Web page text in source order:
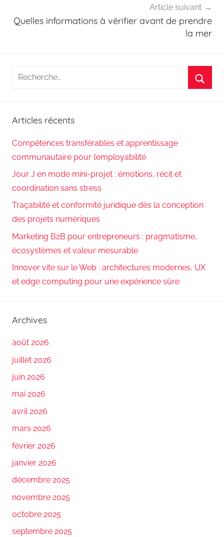
Article suivant
Quelles informations à vérifier avant de prendre
la mer
Recherche
Articles récents
Compétences transférables et apprentissage
communautaire pour l’employabilité
Jour J en mode mini-projet : émotions, récit et
coordination sans stress
Traçabilité et conformité juridique dès la conception
des projets numériques
Marketing B2B pour entrepreneurs : pragmatisme,
écosystèmes et valeur mesurable
Innover vite sur le Web : architectures modernes, UX
et edge computing pour une expérience sûre
Archives
août 2026
juillet 2026
juin 2026
mai 2026
avril 2026
mars 2026
février 2026
janvier 2026
décembre 2025
novembre 2025
octobre 2025
septembre 2025